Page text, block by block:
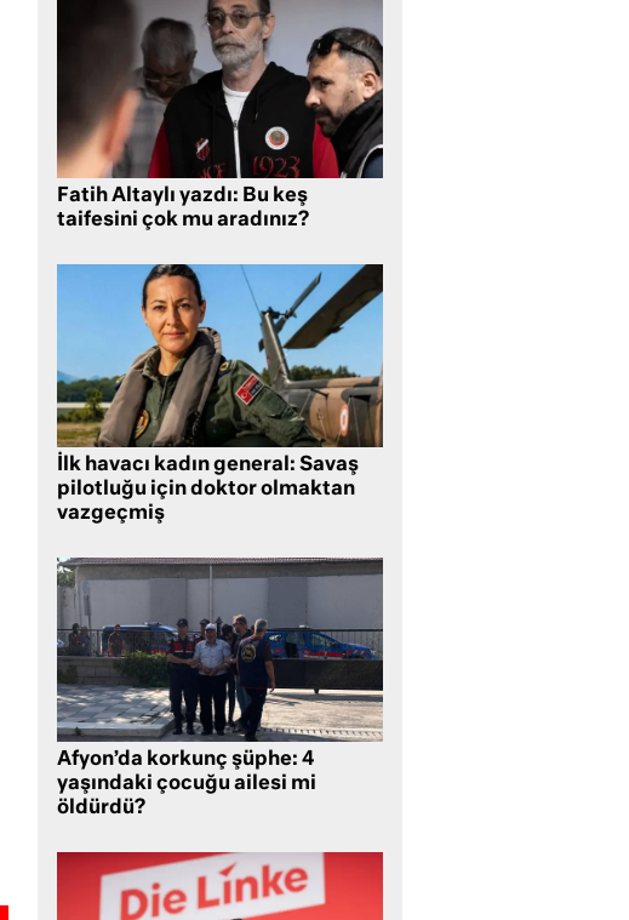
Fatih Altaylı yazdı: Bu keş
taifesini çok mu aradınız?
İlk havacı kadın general: Savaş
pilotluğu için doktor olmaktan
vazgeçmiş
Afyon’da korkunç şüphe: 4
yaşındaki çocuğu ailesi mi
öldürdü?